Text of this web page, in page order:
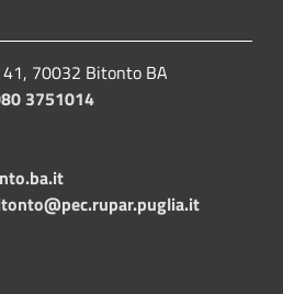
70032 Bitonto BA
3751014